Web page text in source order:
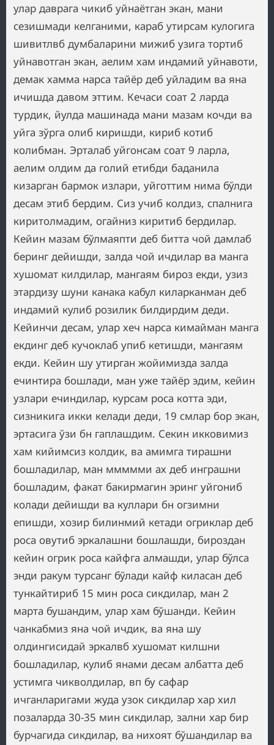
улар даврага чикиб уйнаётган экан, мани
сезишмади келганими, караб утирсам кулогига
шивитлвб думбаларини мижиб узига тортиб
уйнавотган экан, аелим хам индамий уйнавоти,
демак хамма нарса тайёр деб уйладим ва яна
ичишда давом эттим. Кечаси соат 2 ларда
турдик, йулда машинада мани мазам кочди ва
уйга зўрга олиб киришди, кириб котиб
колибман. Эрталаб уйгонсам соат 9 ларла,
аелим олдим да голий етибди баданила
кизарган бармок излари, уйготтим нима бўлди
десам этиб бердим. Сиз учиб колдиз, спалнига
киритолмадим, огайниз киритиб бердилар.
Кейин мазам бўлмаяпти деб битта чой дамлаб
беринг дейишди, залда чой ичдилар ва манга
хушомат килдилар, мангаям бироз екди, узиз
этардизу шуни канака кабул киларканман деб
индамий кулиб розилик билдирдим деди.
Кейинчи десам, улар хеч нарса кимайман манга
екдинг деб кучоклаб упиб кетишди, мангаям
екди. Кейин шу утирган жойимизда залда
ечинтира бошлади, ман уже тайёр эдим, кейин
узлари ечиндилар, курсам роса котта эди,
сизникига икки келади деди, 19 смлар бор экан,
эртасига ўзи бн гаплашдим. Секин икковимиз
хам кийимсиз колдик, ва амимга тирашни
бошладилар, ман ммммми ах деб инграшни
бошладим, факат бакирмагин эринг уйгониб
колади дейишди ва куллари бн огзимни
епишди, хозир билинмий кетади огриклар деб
роса овутиб эркалашни бошлашди, бироздан
кейин огрик роса кайфга алмашди, улар бўлса
энди ракум турсанг бўлади кайф киласан деб
тункайтириб 15 мин роса сикдилар, ман 2
марта бушандим, улар хам бўшанди. Кейин
чанкабмиз яна чой ичдик, ва яна шу
олдингисидай эркалвб хушомат килшни
бошладилар, кулиб янами десам албатта деб
устимга чикволдилар, вп бу сафар
ичганларигами жуда узок сикдилар хар хил
позаларда 30-35 мин сикдилар, зални хар бир
бурчагида сикдилар, ва нихоят бўшандилар ва